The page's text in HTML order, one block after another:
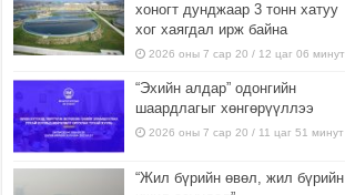
хоногт дунджаар 3 тонн хатуу
хог хаягдал ирж байна
2026 оны 7 сар 20 / 12 цаг 06 минут
“Эхийн алдар” одонгийн
шаардлагыг хөнгөрүүллээ
2026 оны 7 сар 20 / 11 цаг 51 минут
“Жил бүрийн өвөл, жил бүрийн